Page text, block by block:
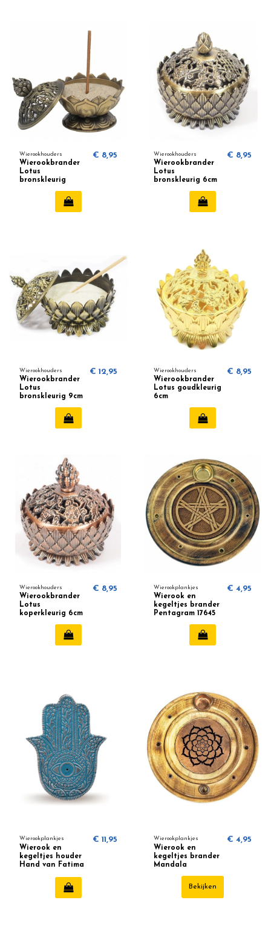
Wierookhouders
Wierookbrander
Lotus
bronskleurig
€ 8,95 Wierookhouders
Wierookbrander
Lotus
bronskleurig 6cm
€ 8,95
Wierookhouders
Wierookbrander
Lotus
bronskleurig 9cm
€ 12,95 Wierookhouders
Wierookbrander
Lotus goudkleurig
6cm
€ 8,95
Wierookhouders
Wierookbrander
Lotus
koperkleurig 6cm
€ 8,95 Wierookplankjes
Wierook en
kegeltjes brander
Pentagram 17645
€ 4,95
Wierookplankjes
Wierook en
kegeltjes houder
Hand van Fatima
€ 11,95 Wierookplankjes
Wierook en
kegeltjes brander
Mandala
€ 4,95
Bekijken